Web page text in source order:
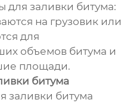
заливки битума:
на грузовик или
для
объемов битума и
площади.
битума
заливки битума